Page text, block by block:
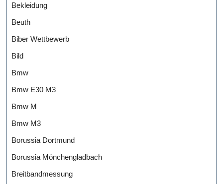
Bekleidung
Beuth
Biber Wettbewerb
Bild
Bmw
Bmw E30 M3
Bmw M
Bmw M3
Borussia Dortmund
Borussia Mönchengladbach
Breitbandmessung